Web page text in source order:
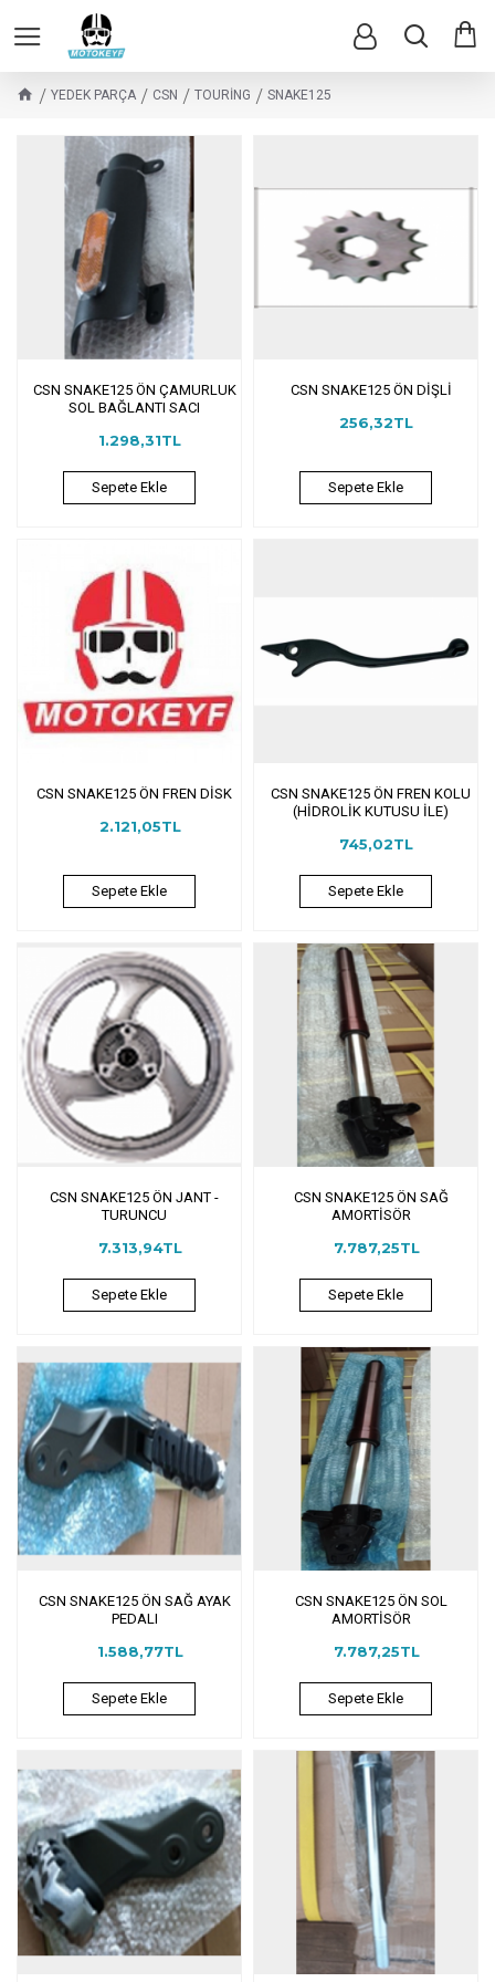
YEDEK PARÇA CSN TOURİNG SNAKE125
CSN SNAKE125 ÖN ÇAMURLUK
SOL BAĞLANTI SACI
1.298,31TL
Sepete Ekle
CSN SNAKE125 ÖN DİŞLİ
256,32TL
Sepete Ekle
CSN SNAKE125 ÖN FREN DİSK
2.121,05TL
Sepete Ekle
CSN SNAKE125 ÖN FREN KOLU
(HİDROLİK KUTUSU İLE)
745,02TL
Sepete Ekle
CSN SNAKE125 ÖN JANT -
TURUNCU
7.313,94TL
Sepete Ekle
CSN SNAKE125 ÖN SAĞ
AMORTİSÖR
7.787,25TL
Sepete Ekle
CSN SNAKE125 ÖN SAĞ AYAK
PEDALI
1.588,77TL
Sepete Ekle
CSN SNAKE125 ÖN SOL
AMORTİSÖR
7.787,25TL
Sepete Ekle